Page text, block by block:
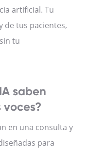
artificial. Tu
de tus pacientes,
tu
saben
en una consulta y
para